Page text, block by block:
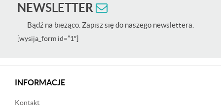
NEWSLETTER
Bądź na bieżąco. Zapisz się do naszego newslettera.
[wysija_form id=”1″]
INFORMACJE
Kontakt